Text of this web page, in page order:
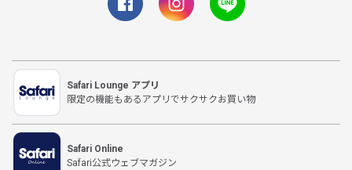
Safari Lounge アプリ
限定の機能もあるアプリでサクサクお買い物
Safari Online
Safari公式ウェブマガジン